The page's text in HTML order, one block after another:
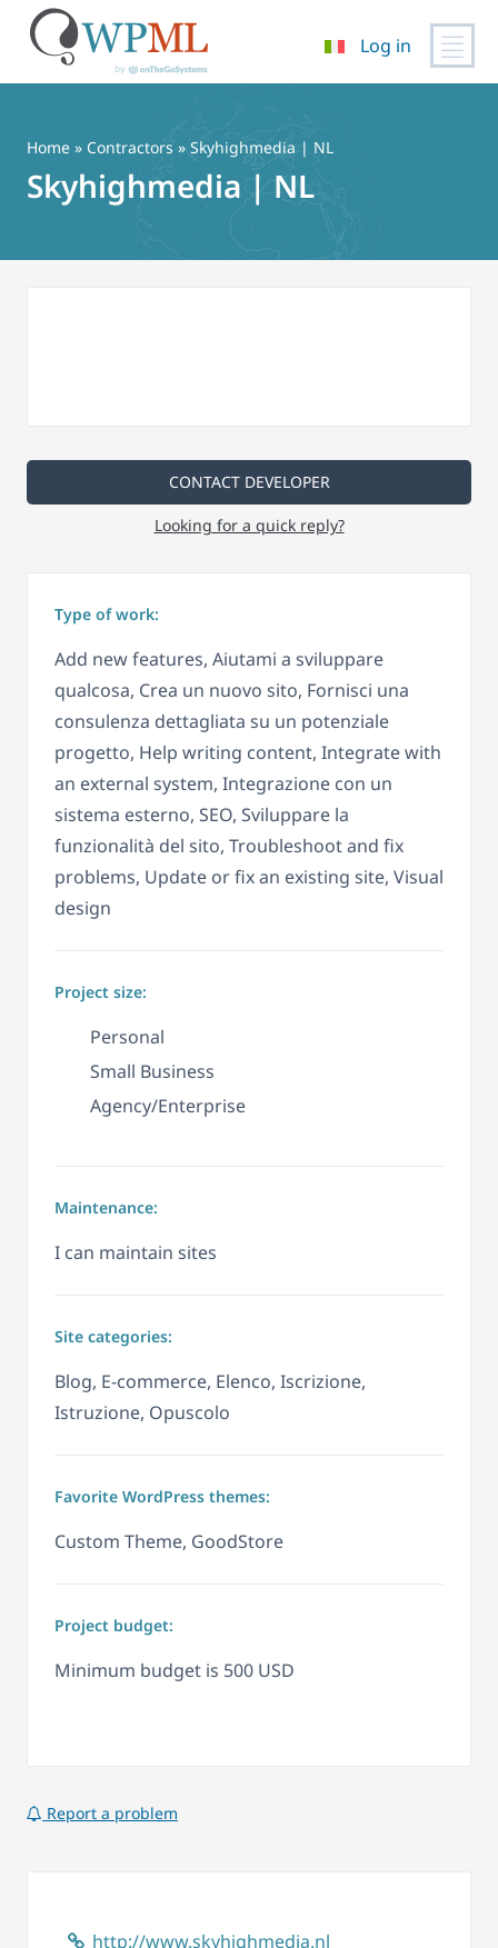
contenuto
Log in
Home » Contractors» Skyhighmedia | NL
Skyhighmedia | NL
CONTACT DEVELOPER
Looking for a quick reply?
Type of work:
Add new features, Aiutami a sviluppare
qualcosa, Crea un nuovo sito, Fornisci una
consulenza dettagliata su un potenziale
progetto, Help writing content, Integrate with
an external system, Integrazione con un
sistema esterno, SEO, Sviluppare la
funzionalità del sito, Troubleshoot and fix
problems, Update or fix an existing site, Visual
design
Project size:
Personal
Small Business
Agency/Enterprise
Maintenance:
I can maintain sites
Site categories:
Blog, E-commerce, Elenco, Iscrizione,
Istruzione, Opuscolo
Favorite WordPress themes:
Custom Theme, GoodStore
Project budget:
Minimum budget is 500 USD
Report a problem
http://www.skyhighmedia.nl